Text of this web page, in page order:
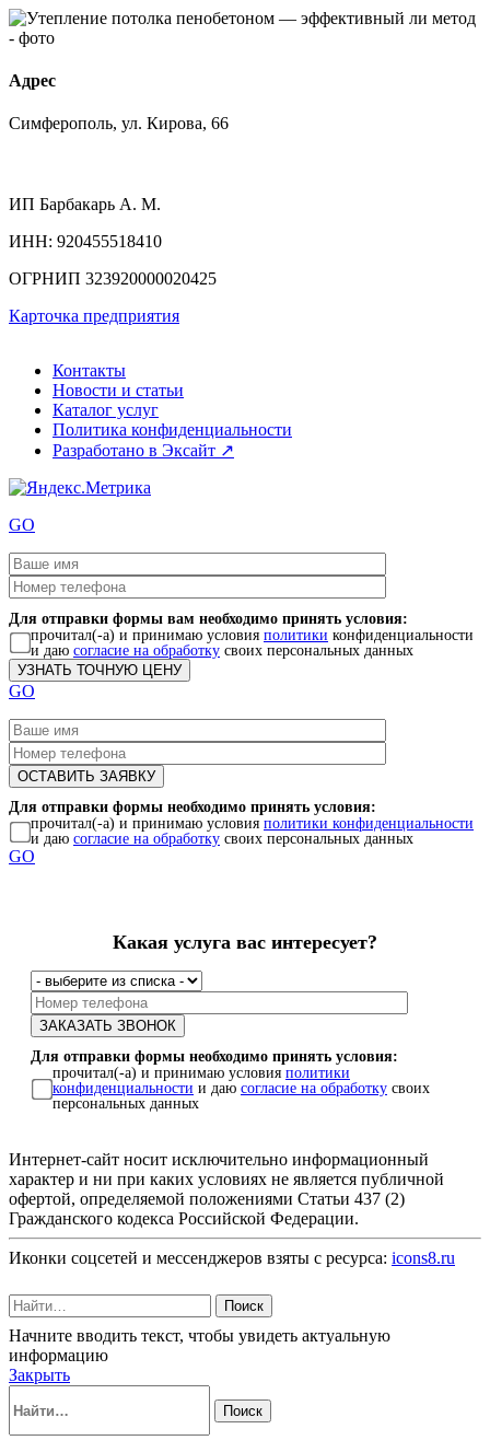
Адрес
Симферополь, ул. Кирова, 66
ИП Барбакарь А. М.
ИНН: 920455518410
ОГРНИП 323920000020425
Карточка предприятия
Контакты
Новости и статьи
Каталог услуг
Политика конфиденциальности
Разработано в Эксайт ↗
GO
Для отправки формы вам необходимо принять условия:
прочитал(-а) и принимаю условия политики конфиденциальности
и даю согласие на обработку своих персональных данных
GO
Для отправки формы необходимо принять условия:
прочитал(-а) и принимаю условия политики конфиденциальности
и даю согласие на обработку своих персональных данных
GO
Какая услуга вас интересует?
Для отправки формы необходимо принять условия:
прочитал(-а) и принимаю условия политики
конфиденциальности и даю согласие на обработку своих
персональных данных
Интернет-сайт носит исключительно информационный
характер и ни при каких условиях не является публичной
офертой, определяемой положениями Статьи 437 (2)
Гражданского кодекса Российской Федерации.
Иконки соцсетей и мессенджеров взяты с ресурса: icons8.ru
Поиск
Начните вводить текст, чтобы увидеть актуальную
информацию
Закрыть
Поиск